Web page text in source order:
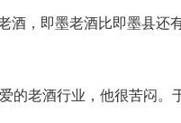
酒，即墨老酒比即墨县还
的老酒行业，他很苦闷。